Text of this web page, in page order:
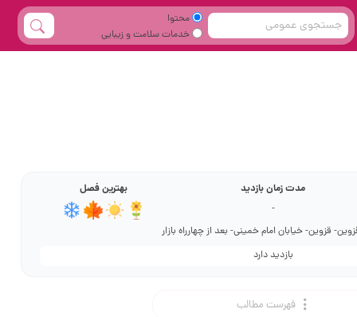
محتوا
خدمات سلامت و زیبایی
مدت زمان بازدید
-
بهترین فصل
قزوین- خیابان امام خمینی- بعد از چهارراه بازار
بازدید دارد
فهرست مطالب